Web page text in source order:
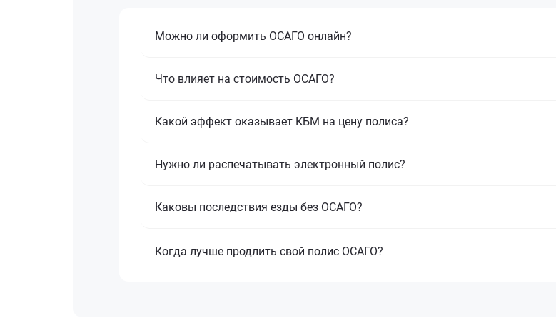
Можно ли оформить ОСАГО онлайн?
Что влияет на стоимость ОСАГО?
Какой эффект оказывает КБМ на цену полиса?
Нужно ли распечатывать электронный полис?
Каковы последствия езды без ОСАГО?
Когда лучше продлить свой полис ОСАГО?